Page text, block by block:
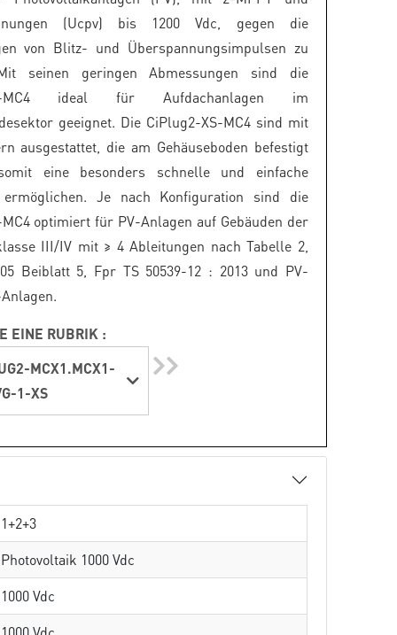
(Ucpv) bis 1200 Vdc, gegen die
von Blitz- und Überspannungsimpulsen zu
seinen geringen Abmessungen sind die
MC4 ideal für Aufdachanlagen im
geeignet. Die CiPlug2-XS-MC4 sind mit
ausgestattet, die am Gehäuseboden befestigt
eine besonders schnelle und einfache
ermöglichen. Je nach Konfiguration sind die
optimiert für PV-Anlagen auf Gebäuden der
III/IV mit ≥ 4 Ableitungen nach Tabelle 2,
Beiblatt 5, Fpr TS 50539-12 : 2013 und PV-
EINE RUBRIK :
MCX1.MCX1-
1-XS
1+2+3
Photovoltaik 1000 Vdc
1000 Vdc